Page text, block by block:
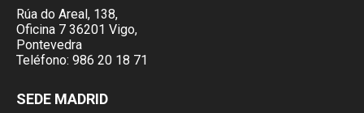
Rúa do Areal, 138,
Oficina 7 36201 Vigo,
Pontevedra
Teléfono: 986 20 18 71
SEDE MADRID